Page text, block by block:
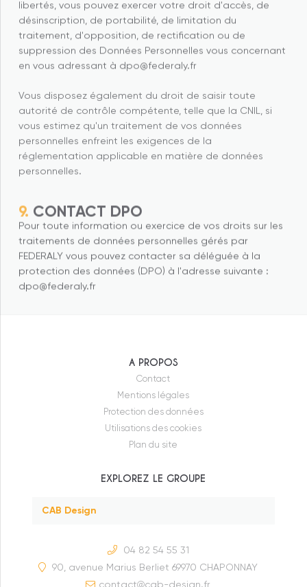
libertés, vous pouvez exercer votre droit d'accès, de
désinscription, de portabilité, de limitation du
traitement, d'opposition, de rectification ou de
suppression des Données Personnelles vous concernant
en vous adressant à dpo@federaly.fr
Vous disposez également du droit de saisir toute
autorité de contrôle compétente, telle que la CNIL, si
vous estimez qu'un traitement de vos données
personnelles enfreint les exigences de la
réglementation applicable en matière de données
personnelles.
CONTACT DPO
Pour toute information ou exercice de vos droits sur les
traitements de données personnelles gérés par
FEDERALY vous pouvez contacter sa déléguée à la
protection des données (DPO) à l'adresse suivante :
dpo@federaly.fr
A PROPOS
Contact
Mentions légales
Protection des données
Utilisations des cookies
Plan du site
EXPLOREZ LE GROUPE
Federaly
Federaly Construction
CAB Design
04 82 54 55 31
90, avenue Marius Berliet 69970 CHAPONNAY
contact
cab-design.fr